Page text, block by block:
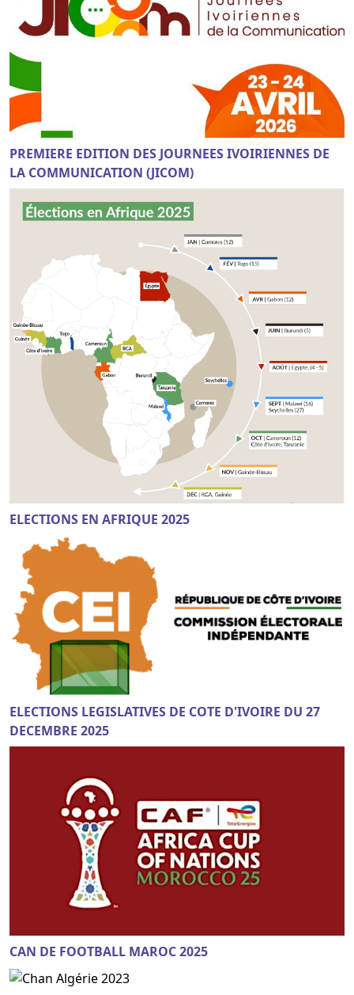
PREMIERE EDITION DES JOURNEES IVOIRIENNES DE
LA COMMUNICATION (JICOM)
ELECTIONS EN AFRIQUE 2025
ELECTIONS LEGISLATIVES DE COTE D'IVOIRE DU 27
DECEMBRE 2025
CAN DE FOOTBALL MAROC 2025